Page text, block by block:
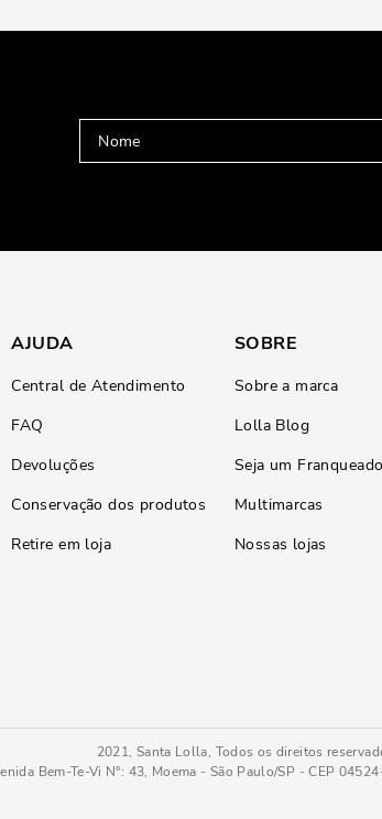
AJUDA
Central de Atendimento
FAQ
Devoluções
Conservação dos produtos
Retire em loja
SOBRE
Sobre a marca
Lolla Blog
Seja um Franqueado
Multimarcas
Nossas lojas
2021, Santa Lolla, Todos os direitos
Bem-Te-Vi N°: 43, Moema - São Paulo/SP - CEP